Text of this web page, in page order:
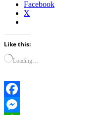
Facebook
X
Like this:
Loading…
Facebook